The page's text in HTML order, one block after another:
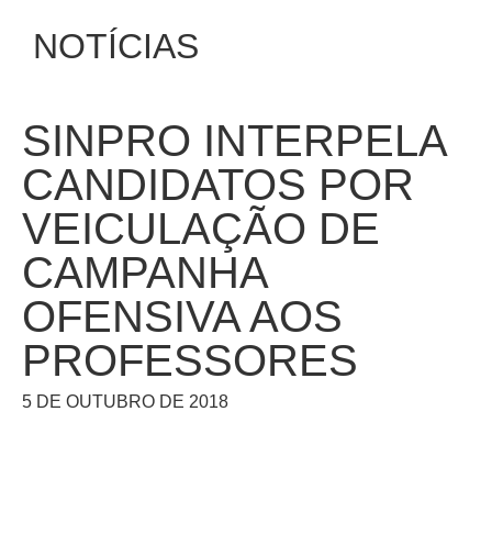
NOTÍCIAS
SINPRO INTERPELA
CANDIDATOS POR
VEICULAÇÃO DE
CAMPANHA
OFENSIVA AOS
PROFESSORES
5 DE OUTUBRO DE 2018